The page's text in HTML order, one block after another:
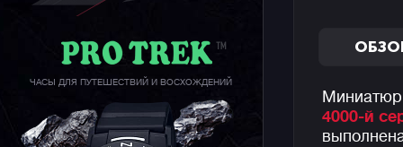
ЧАСЫ ДЛЯ ПУТЕШЕСТВИЙ И ВОСХОЖДЕНИЙ
4000-й